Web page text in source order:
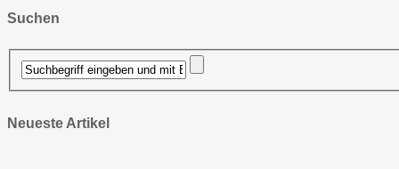
Suchen
Neueste Artikel